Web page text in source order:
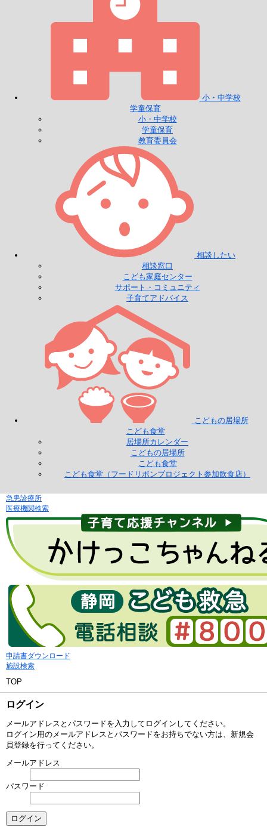
小・中学校
学童保育
小・中学校
学童保育
教育委員会
相談したい
相談窓口
こども家庭センター
サポート・コミュニティ
子育てアドバイス
こどもの居場所
こども食堂
居場所カレンダー
こどもの居場所
こども食堂
こども食堂（フードリボンプロジェクト参加飲食店）
急患診療所
医療機関検索
申請書ダウンロード
施設検索
TOP
ログイン
メールアドレスとパスワードを入力してログインしてください。
ログイン用のメールアドレスとパスワードをお持ちでない方は、新規会
員登録を行ってください。
メールアドレス
パスワード